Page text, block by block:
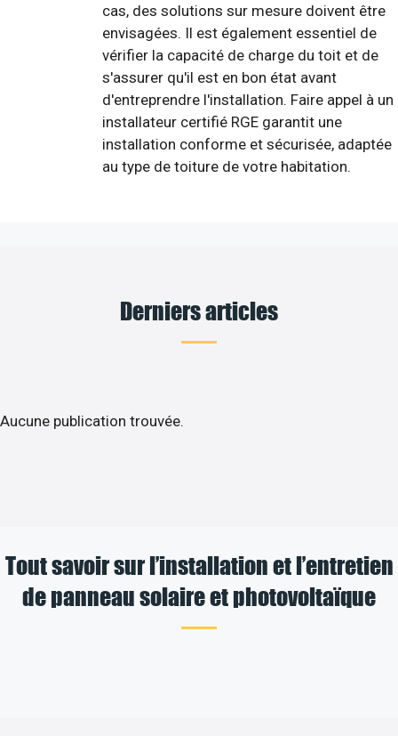
cas, des solutions sur mesure doivent être
envisagées. Il est également essentiel de
vérifier la capacité de charge du toit et de
s'assurer qu'il est en bon état avant
d'entreprendre l'installation. Faire appel à un
installateur certifié RGE garantit une
installation conforme et sécurisée, adaptée
au type de toiture de votre habitation.
Derniers articles
Aucune publication trouvée.
Tout savoir sur l’installation et l’entretien
de panneau solaire et photovoltaïque